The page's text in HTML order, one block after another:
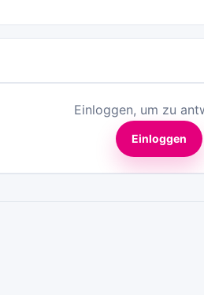
Einloggen, um zu
Einloggen